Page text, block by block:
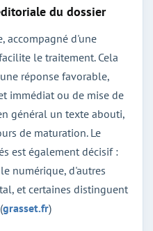
du dossier
accompagné d'une
le traitement. Cela
réponse favorable,
immédiat ou de mise de
général un texte abouti,
de maturation. Le
est également décisif :
numérique, d'autres
et certaines distinguent
grasset.fr)